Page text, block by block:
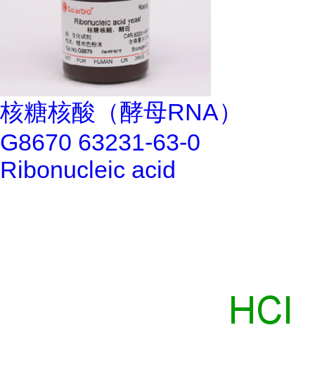
核糖核酸（酵母RNA）
G8670 63231-63-0
Ribonucleic acid